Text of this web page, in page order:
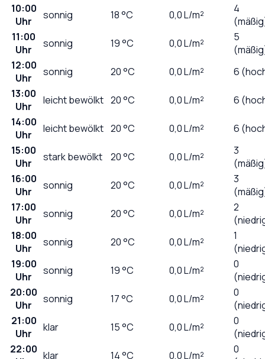
10:00
Uhr
sonnig 18°C 0,0L/m²
4
11:00
Uhr
sonnig 19°C 0,0L/m²
5
12:00
Uhr
sonnig 20°C 0,0L/m²
6
13:00
Uhr
leicht bewölkt 20°C 0,0L/m²
6
14:00
Uhr
leicht bewölkt 20°C 0,0L/m²
6
15:00
Uhr
stark bewölkt 20°C 0,0L/m²
3
16:00
Uhr
sonnig 20°C 0,0L/m²
3
17:00
Uhr
sonnig 20°C 0,0L/m²
2
18:00
Uhr
sonnig 20°C 0,0L/m²
1
19:00
Uhr
sonnig 19°C 0,0L/m²
0
20:00
Uhr
sonnig 17°C 0,0L/m²
0
21:00
Uhr
klar 15°C 0,0L/m²
0
22:00 klar 14°C 0,0L/m²
0